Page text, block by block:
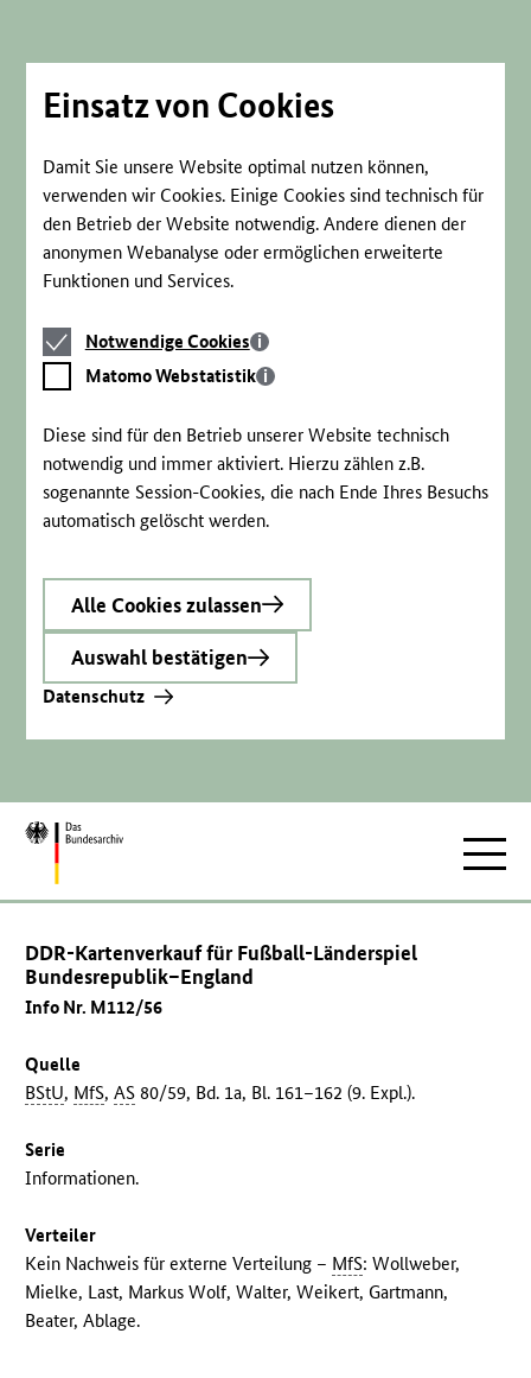
Einsatz von Cookies
Damit Sie unsere Website optimal nutzen können,
verwenden wir Cookies. Einige Cookies sind technisch für
den Betrieb der Website notwendig. Andere dienen der
anonymen Webanalyse oder ermöglichen erweiterte
Funktionen und Services.
Notwendige
Cookies
Notwendige Cookies
Matomo
Webstatistik
Matomo Webstatistik
Diese sind für den Betrieb unserer Website technisch
notwendig und immer aktiviert. Hierzu zählen z.B.
sogenannte Session-Cookies, die nach Ende Ihres Besuchs
automatisch gelöscht werden.
Alle Cookies zulassen
Auswahl bestätigen
Datenschutz
Zur
DDR-Kartenverkauf für Fußball-Länderspiel
Bundesrepublik–England
Info Nr. M112/56
Quelle
BStU, MfS,AS 80/59, Bd. 1a, Bl. 161–162 (9. Expl.).
Serie
Informationen.
Verteiler
Kein Nachweis für externe Verteilung – MfS: Wollweber,
Mielke, Last, Markus Wolf, Walter, Weikert, Gartmann,
Beater, Ablage.